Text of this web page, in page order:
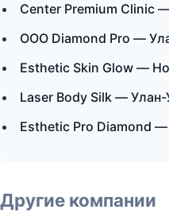
Center Premium Clinic
ООО Diamond Pro —
Esthetic Skin Glow —
Laser Body Silk — Улан-
Esthetic Pro Diamond
Другие компании